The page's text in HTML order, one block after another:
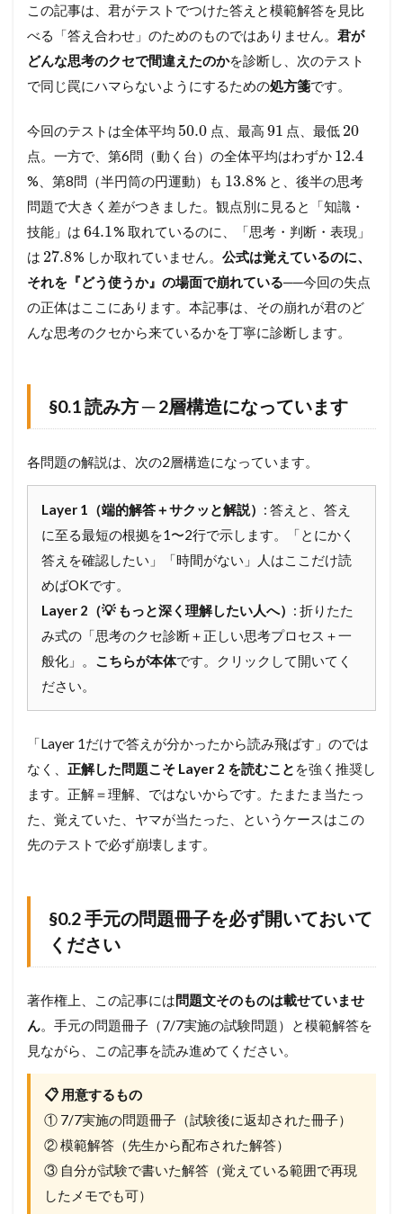
§
0
.
1
読
─
層
構
造
に
っ
て
い
ま
す
.
2
元
題
冊
を
必
開
い
お
さ
い
1.3
§
.
の
「
思
考
ク
セ
を
診
断
る
た
に
1.4
この記事は、君がテストでつけた答えと模範解答を見比
べる「答え合わせ」のためのものではありません。 君が
どんな思考のクセで間違えたのかを診断し、次のテスト
で同じ罠にハマらないようにするための処方箋です。
今回のテストは全体平均 50.0 点、最高 91 点、最低 20
点。一方で、第6問（動く台）の全体平均はわずか 12.4
%、第8問（半円筒の円運動）も 13.8% と、後半の思考
問題で大きく差がつきました。観点別に見ると「知識・
技能」は 64.1% 取れているのに、「思考・判断・表現」
は 27.8% しか取れていません。 公式は覚えているのに、
それを『どう使うか』の場面で崩れている──今回の失点
の正体はここにあります。本記事は、その崩れが君のど
んな思考のクセから来ているかを丁寧に診断します。
§0.1 読み方 ─ 2層構造になっています
各問題の解説は、次の2層構造になっています。
Layer 1（端的解答＋サクッと解説） : 答えと、答え
に至る最短の根拠を1〜2行で示します。「とにかく
答えを確認したい」「時間がない」人はここだけ読
めばOKです。
Layer 2（💡 もっと深く理解したい人へ） : 折りたた
み式の「思考のクセ診断＋正しい思考プロセス＋一
般化」。 こちらが本体です。クリックして開いてく
ださい。
「Layer 1だけで答えが分かったから読み飛ばす」のでは
なく、 正解した問題こそ Layer 2 を読むこと を強く推奨し
ます。正解＝理解、ではないからです。たまたま当たっ
た、覚えていた、ヤマが当たった、というケースはこの
先のテストで必ず崩壊します。
§0.2 手元の問題冊子を必ず開いておいて
ください
著作権上、この記事には問題文そのものは載せていませ
ん 。手元の問題冊子（7/7実施の試験問題）と模範解答を
見ながら、この記事を読み進めてください。
📋 用意するもの
① 7/7実施の問題冊子（試験後に返却された冊子）
② 模範解答（先生から配布された解答）
③ 自分が試験で書いた解答（覚えている範囲で再現
したメモでも可）